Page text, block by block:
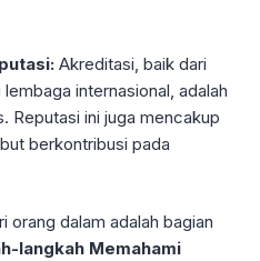
Akreditasi, baik dari
internasional, adalah
Reputasi ini juga mencakup
berkontribusi pada
dalam adalah bagian
langkah Memahami